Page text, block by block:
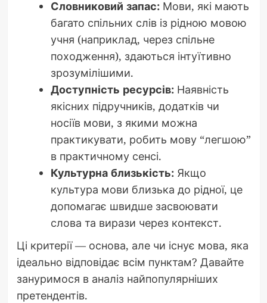
Словниковий запас:Мови, які мають
багато спільних слів із рідною мовою
учня (наприклад, через спільне
походження), здаються інтуїтивно
зрозумілішими.
Доступність ресурсів:Наявність
якісних підручників, додатків чи
носіїв мови, з якими можна
практикувати, робить мову “легшою”
в практичному сенсі.
Культурна близькість:Якщо
культура мови близька до рідної, це
допомагає швидше засвоювати
слова та вирази через контекст.
Ці критерії — основа, але чи існує мова, яка
ідеально відповідає всім пунктам? Давайте
зануримося в аналіз найпопулярніших
претендентів.